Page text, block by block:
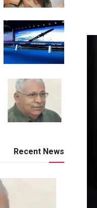
Recent News